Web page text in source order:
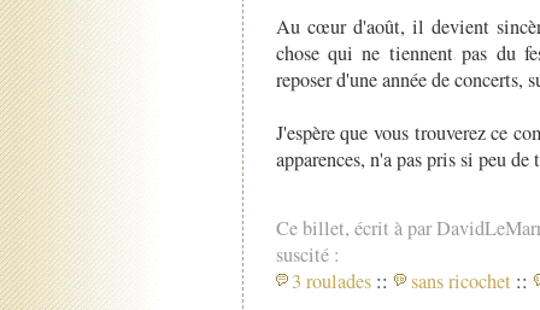
Au cœur d'août, il devient
chose qui ne tiennent pas du
reposer d'une année de concerts,
J'espère que vous trouverez ce
apparences, n'a pas pris si peu
Ce billet, écrit à par
suscité :
3 roulades :: sans ricochet ::